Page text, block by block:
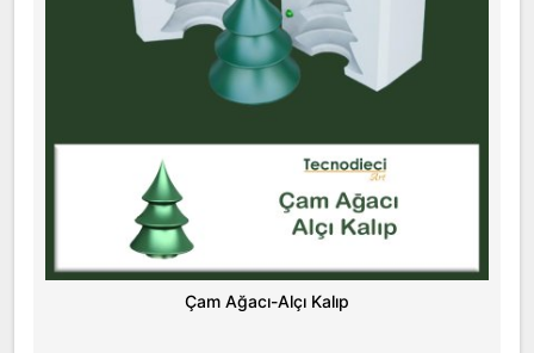
Çam Ağacı-Alçı Kalıp